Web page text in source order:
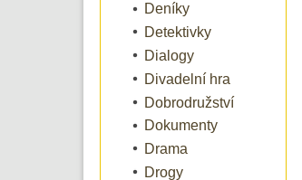
Deníky
Detektivky
Dialogy
Divadelní hra
Dobrodružství
Dokumenty
Drama
Drogy